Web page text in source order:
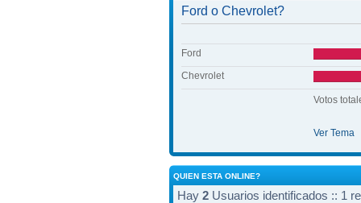
Ford o Chevrolet?
Ford
Chevrolet
Votos
Ver Tema
QUIEN ESTA ONLINE?
Hay 2 Usuarios identificados :: 1